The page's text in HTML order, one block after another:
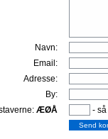
Navn:
Email:
Adresse:
By:
ÆØÅ -